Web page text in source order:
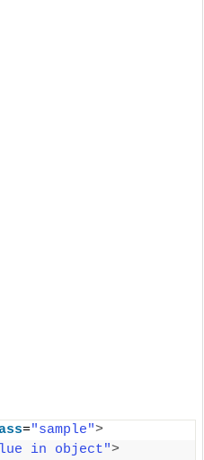
="sample">
in object">